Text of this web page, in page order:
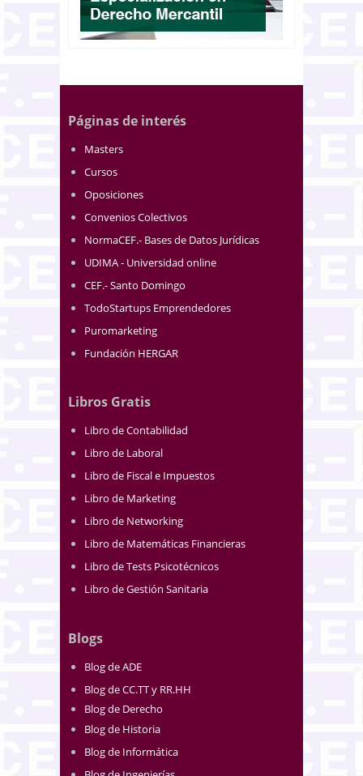
Páginas de interés
Masters
Cursos
Oposiciones
Convenios Colectivos
NormaCEF.- Bases de Datos Jurídicas
UDIMA - Universidad online
CEF.- Santo Domingo
TodoStartups Emprendedores
Puromarketing
Fundación HERGAR
Libros Gratis
Libro de Contabilidad
Libro de Laboral
Libro de Fiscal e Impuestos
Libro de Marketing
Libro de Networking
Libro de Matemáticas Financieras
Libro de Tests Psicotécnicos
Libro de Gestión Sanitaria
Blogs
Blog de ADE
Blog de CC.TT y RR.HH
Blog de Derecho
Blog de Historia
Blog de Informática